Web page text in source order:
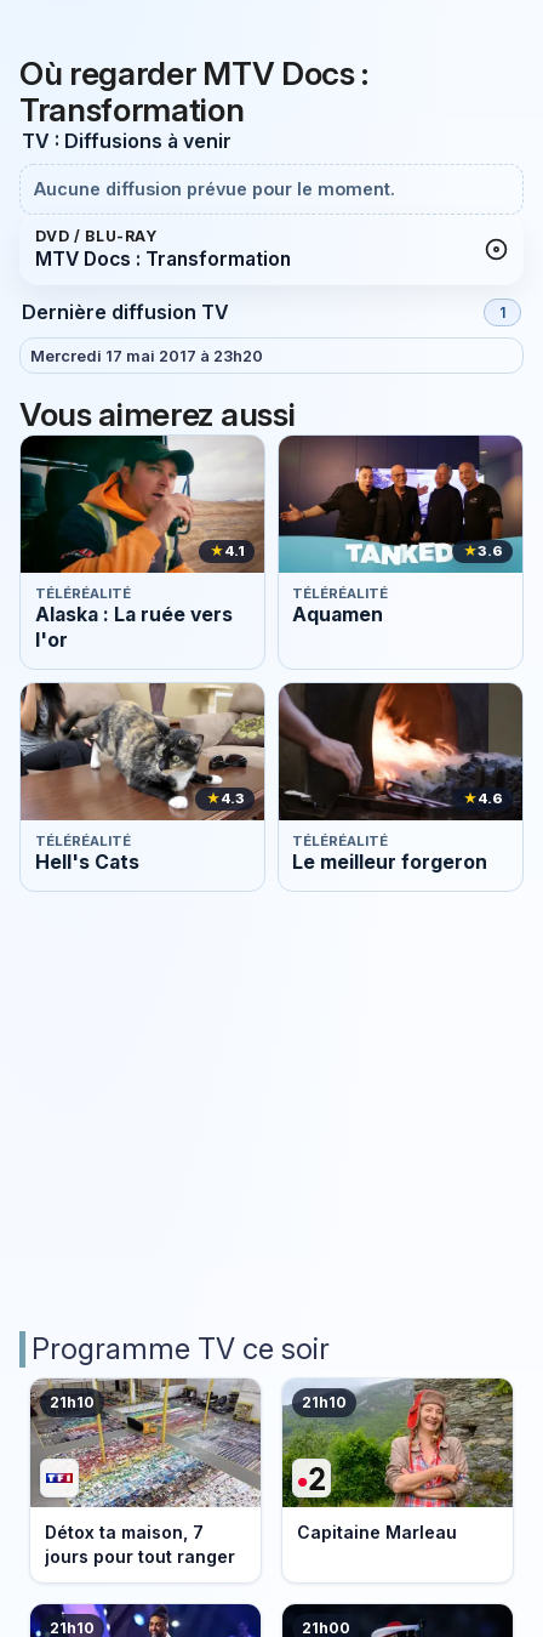
Où regarder MTV Docs :
Transformation
TV : Diffusions à venir
Aucune diffusion prévue pour le moment.
DVD / BLU-RAY
MTV Docs : Transformation
Dernière diffusion TV 1
Mercredi 17 mai 2017 à 23h20
Vous aimerez aussi
★4.1
TÉLÉRÉALITÉ
Alaska : La ruée vers
l'or
★3.6
TÉLÉRÉALITÉ
Aquamen
★4.3
TÉLÉRÉALITÉ
Hell's Cats
★4.6
TÉLÉRÉALITÉ
Le meilleur forgeron
Programme TV ce soir
21h10
Détox ta maison, 7
jours pour tout ranger
21h10
Capitaine Marleau
21h10 21h00